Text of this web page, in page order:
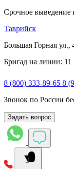
Срочное выведение
Таврийск
Большая Горная ул.,
Бригад на линии: 11
8 (800) 333-89-65 8
Звонок по России
Задать вопрос